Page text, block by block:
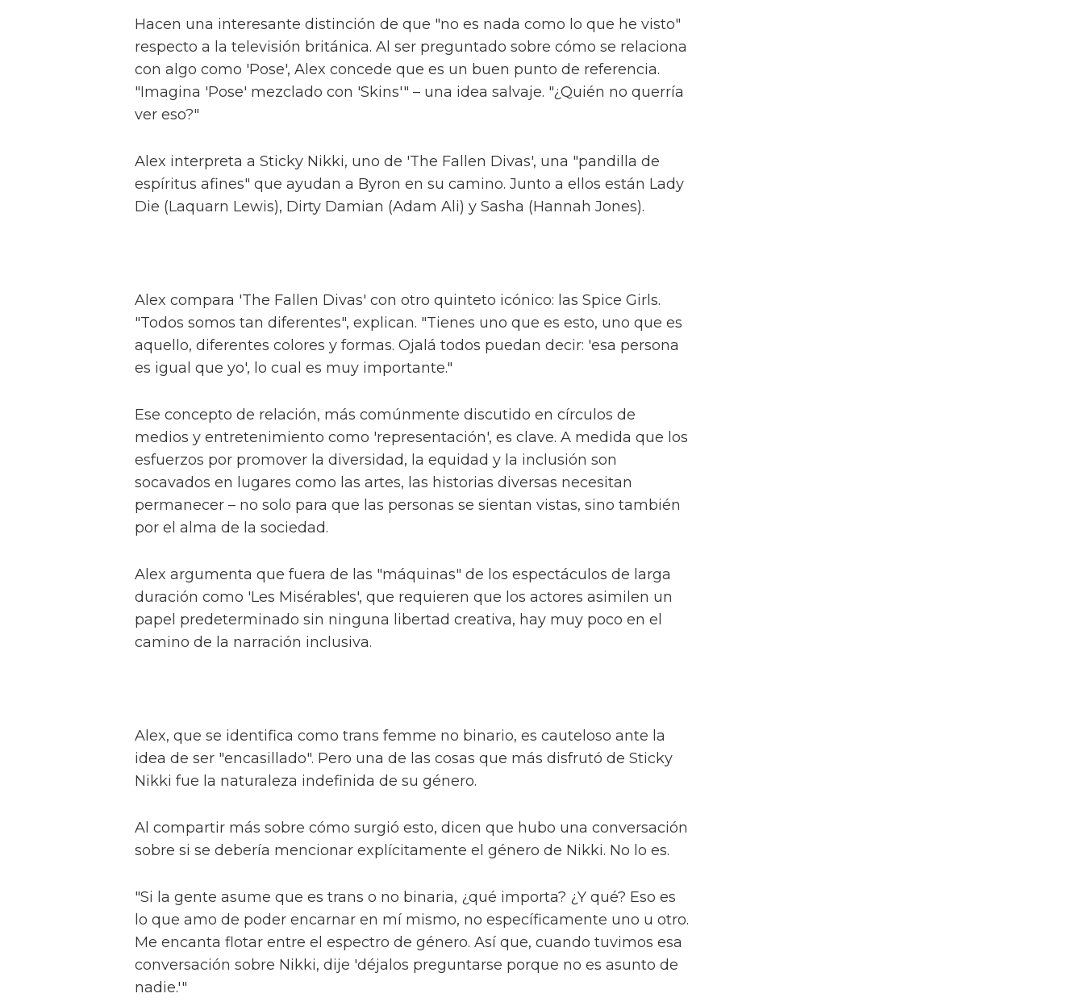
Alex, conocido por sus papeles en el escenario en 'And Juliet' y 'Dear Evan
Hansen', describe el programa como "una historia caótica pero verdadera de
hermandad, feminidad y crecer como queer".
respecto a la televisión británica. Al ser preguntado sobre cómo se relaciona
con algo como 'Pose', Alex concede que es un buen punto de referencia.
"Imagina 'Pose' mezclado con 'Skins'" – una idea salvaje. "¿Quién no querría
ver eso?"
Alex interpreta a Sticky Nikki, uno de 'The Fallen Divas', una "pandilla de
Die (Laquarn Lewis), Dirty Damian (Adam Ali) y Sasha (Hannah Jones).
Alex compara 'The Fallen Divas' con otro quinteto icónico: las Spice Girls.